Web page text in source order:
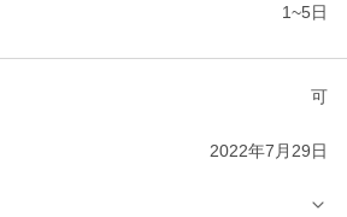
1~5日
可
2022年7月29日